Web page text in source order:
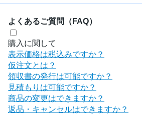
よくあるご質問（FAQ）
購入に関して
表示価格は税込みですか？
仮注文とは？
領収書の発行は可能ですか？
見積もりは可能ですか？
商品の変更はできますか？
返品・キャンセルはできますか？